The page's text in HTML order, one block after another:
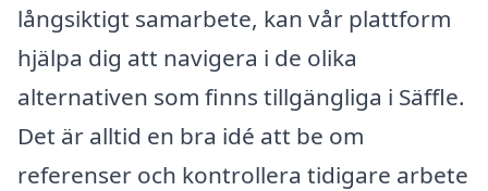
långsiktigt samarbete, kan vår plattform
hjälpa dig att navigera i de olika
alternativen som finns tillgängliga i Säffle.
Det är alltid en bra idé att be om
referenser och kontrollera tidigare arbete